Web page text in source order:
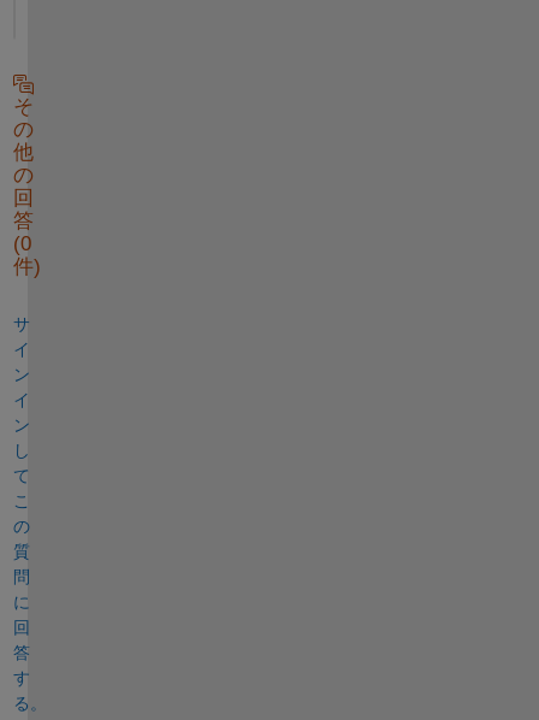
そ
の
他
の
回
答
(0
件)
サ
イ
ン
イ
ン
し
て
こ
の
質
問
に
回
答
す
る。